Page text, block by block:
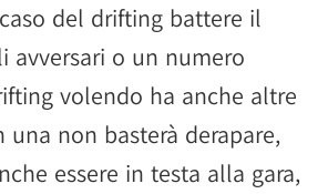
del drifting battere il
avversari o un numero
volendo ha anche altre
una non basterà derapare,
essere in testa alla gara,